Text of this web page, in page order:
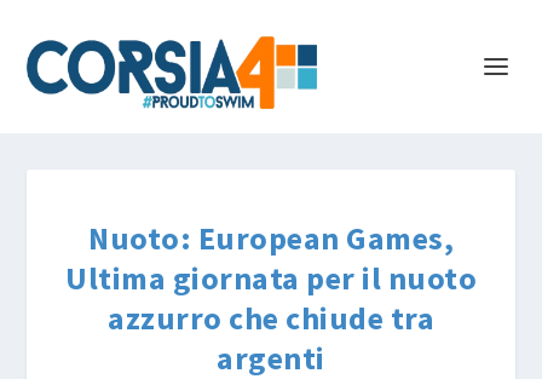
Nuoto: European Games,
Ultima giornata per il nuoto
azzurro che chiude tra
argenti